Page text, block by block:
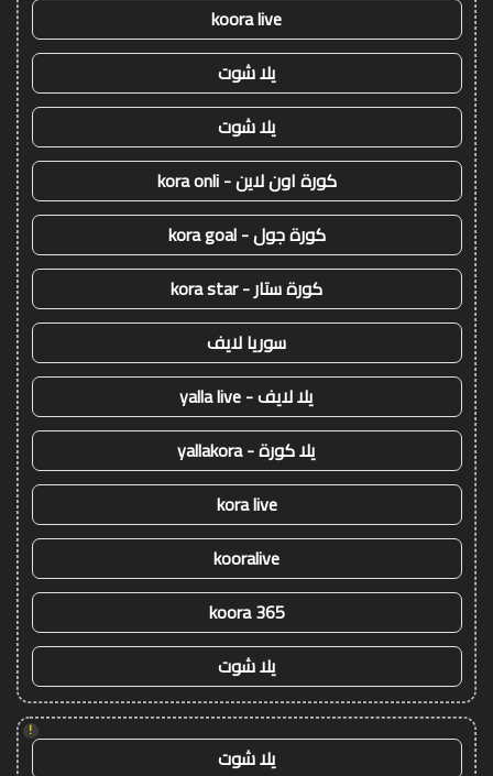
koora live
يلا شوت
يلا شوت
كورة اون لاين - kora onli
كورة جول - kora goal
كورة ستار - kora star
سوريا لايف
يلا لايف - yalla live
يلا كورة - yallakora
kora live
kooralive
koora 365
يلا شوت
!
يلا شوت